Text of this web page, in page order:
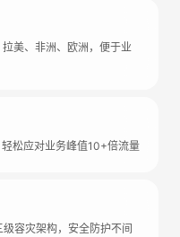
美、非洲、欧洲，便于业
松应对业务峰值10+倍流量
容灾架构，安全防护不间